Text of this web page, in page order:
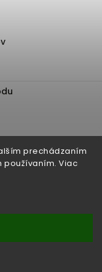
prechádzaním
používaním. Viac
vyhradené.